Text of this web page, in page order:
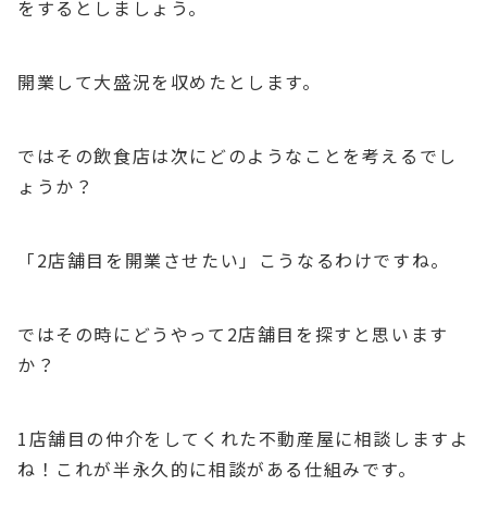
をするとしましょう。
開業して大盛況を収めたとします。
ではその飲食店は次にどのようなことを考えるでし
ょうか？
「2店舗目を開業させたい」こうなるわけですね。
ではその時にどうやって2店舗目を探すと思います
か？
1店舗目の仲介をしてくれた不動産屋に相談しますよ
ね！これが半永久的に相談がある仕組みです。